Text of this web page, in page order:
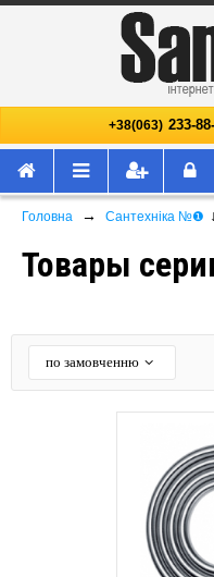
+38(063) 233-
Головна → Сантехніка №❶ ↓
Товары
по замовченню